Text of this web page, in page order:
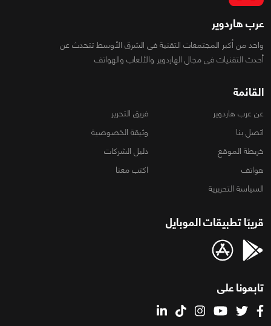
عرب هاردوير
واحد من أكبر المجتمعات التقنية فى الشرق الأوسط تتحدث عن
أحدث التقنيات فى مجال الهاردوير والألعاب والهواتف
القائمة
عن عرب هاردوير
فريق التحرير
اتصل بنا
وثيقة الخصوصية
خريطة الموقع
دليل الشركات
هواتف
اكتب معنا
السياسة التحريرية
قريبًا تطبيقات الموبايل
تابعونا على